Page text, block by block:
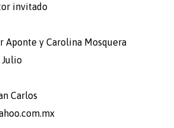
invitado
Aponte y Carolina Mosquera
Julio
Carlos